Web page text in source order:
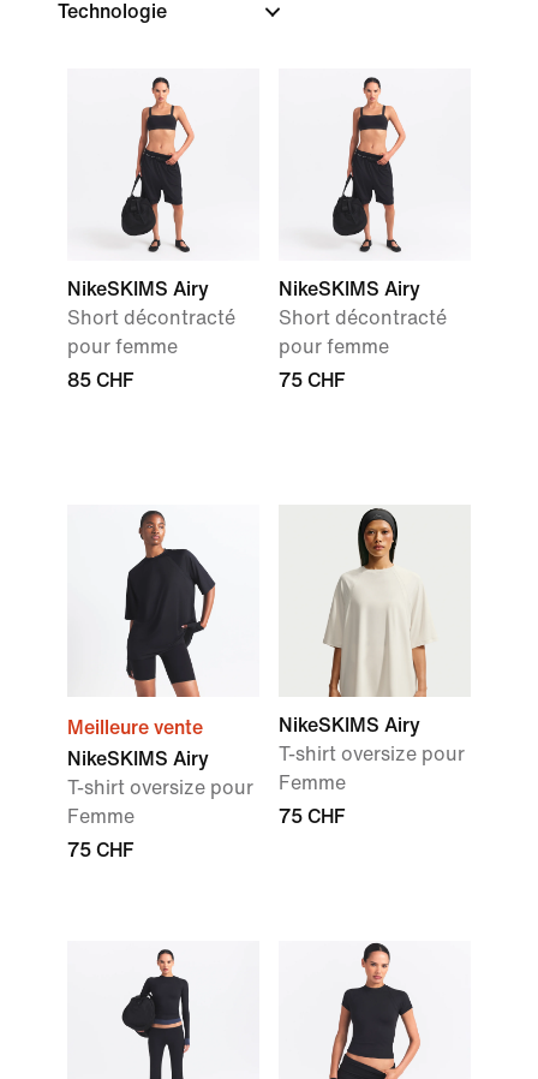
Technologie
NikeSKIMS Airy
Short décontracté
pour femme
85 CHF
NikeSKIMS Airy
Short décontracté
pour femme
75 CHF
Meilleure vente
NikeSKIMS Airy
T-shirt oversize pour
Femme
75 CHF
NikeSKIMS Airy
T-shirt oversize pour
Femme
75 CHF